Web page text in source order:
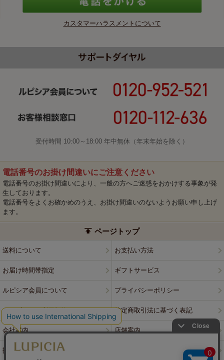
カスタマーハラスメントについて
受付時間 10:00～18:00 年中無休（年末年始を除く）
電話番号のお掛け間違いにご注意ください
電話番号のお掛け間違いにより、一般の方へご迷惑をおかけする事象が発
生しております。
電話番号をよくお確かめのうえ、お掛け間違いのないようお願い申し上げ
ます。
ページトップ
送料について お支払い方法
お届け時間帯指定 ギフトサービス
ルピシア会員について プライバシーポリシー
ウェブサイト利用規約 特定商取引法に基づく表記
会社案内 店舗案内
採用情報